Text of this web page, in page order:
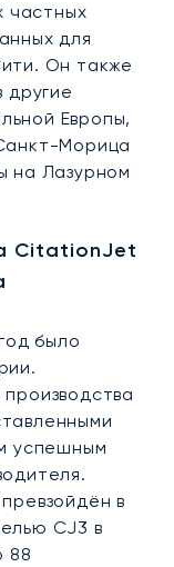
частных
для
Он также
другие
Европы,
Морица
на Лазурном
CitationJet
было
успешным
в
CJ3 в
88